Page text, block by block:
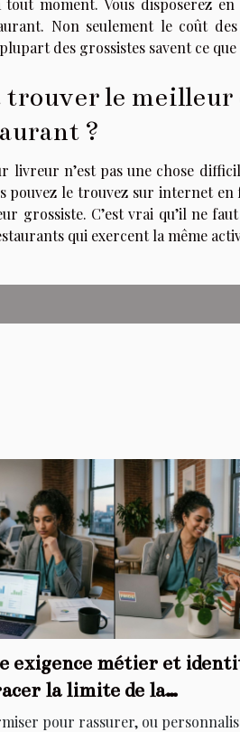
tout moment. Vous disposerez
Non seulement le coût
des grossistes savent ce
le meilleur
?
livreur n’est pas une chose
pouvez le trouvez sur internet
grossiste. C’est vrai qu’il ne
qui exercent la même
exigence métier et
la limite de la
?
pour rassurer, ou